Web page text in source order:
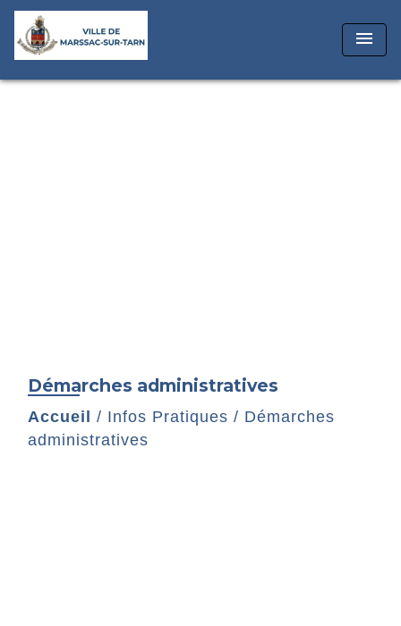
menu
Démarches administratives
Accueil / Infos Pratiques / Démarches
administratives